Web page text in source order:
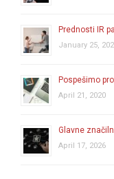
Prednosti IR
January 25,
Pospešimo
April 21, 2020
Glavne
April 17, 2026